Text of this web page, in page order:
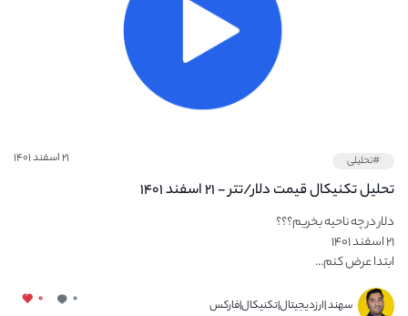
#تحلیلی ۲۱ اسفند ۱۴۰۱
تحلیل تکنیکال قیمت دلار/تتر - ۲۱ اسفند ۱۴۰۱
دلار در چه ناحیه بخریم؟؟؟
۲۱ اسفند ۱۴۰۱
ابتدا عرض کنم...
سهند |ارزدیجیتال|تکنیکال|فارکس ۰ ۰